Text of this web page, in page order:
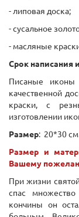
- липовая доска;
- сусальное
- масляные
Срок написания
Писаные иконы
качественной
краски, с
изготовлении
Размер: 20*30 см
Размер и
Вашему
При жизни
спас
кончины он